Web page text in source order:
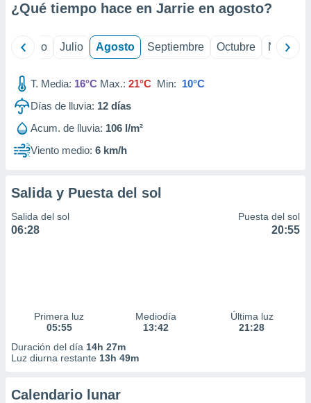
1199
¿Qué tiempo hace en Jarrie en agosto?
Junio Julio Agosto Septiembre Octubre
T. Media: 16°C Max.: 21°C Min: 10°C
Días de lluvia: 12 días
Acum. de lluvia: 106 l/m²
Viento medio: 6 km/h
Salida y Puesta del sol
Salida del sol
06:28
Puesta del sol
20:55
Primera luz
05:55
Mediodía
13:42
Última luz
21:28
Duración del día 14h 27m
Luz diurna restante 13h 49m
Calendario lunar